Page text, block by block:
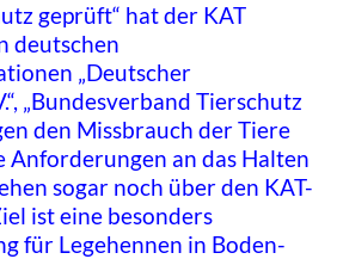
geprüft“ hat der KAT
deutschen
„Deutscher
„Bundesverband Tierschutz
den Missbrauch der Tiere
Anforderungen an das Halten
sogar noch über den KAT-
ist eine besonders
für Legehennen in Boden-